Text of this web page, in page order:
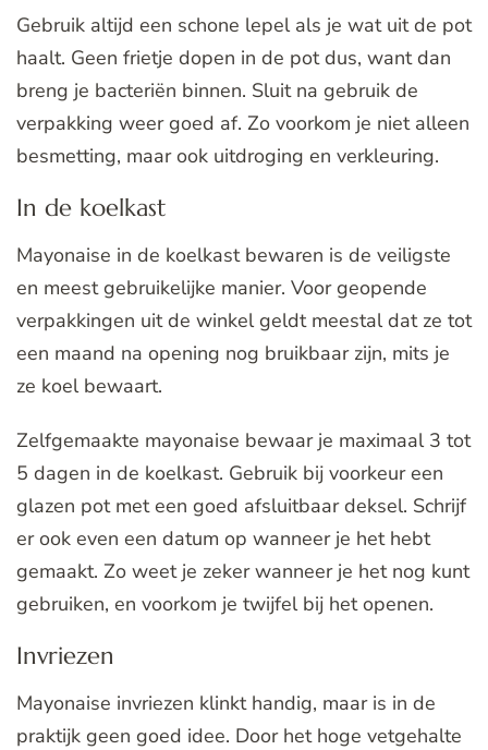
Gebruik altijd een schone lepel als je wat uit de pot
haalt. Geen frietje dopen in de pot dus, want dan
breng je bacteriën binnen. Sluit na gebruik de
verpakking weer goed af. Zo voorkom je niet alleen
besmetting, maar ook uitdroging en verkleuring.
In de koelkast
Mayonaise in de koelkast bewaren is de veiligste
en meest gebruikelijke manier. Voor geopende
verpakkingen uit de winkel geldt meestal dat ze tot
een maand na opening nog bruikbaar zijn, mits je
ze koel bewaart.
Zelfgemaakte mayonaise bewaar je maximaal 3 tot
5 dagen in de koelkast. Gebruik bij voorkeur een
glazen pot met een goed afsluitbaar deksel. Schrijf
er ook even een datum op wanneer je het hebt
gemaakt. Zo weet je zeker wanneer je het nog kunt
gebruiken, en voorkom je twijfel bij het openen.
Invriezen
Mayonaise invriezen klinkt handig, maar is in de
praktijk geen goed idee. Door het hoge vetgehalte